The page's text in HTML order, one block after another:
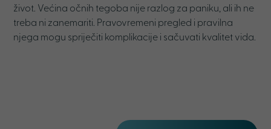
život. Većina očnih tegoba nije razlog za paniku, ali ih ne
treba ni zanemariti. Pravovremeni pregled i pravilna
njega mogu spriječiti komplikacije i sačuvati kvalitet vida.